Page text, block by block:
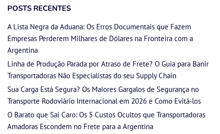
POSTS RECENTES
A Lista Negra da Aduana: Os Erros Documentais que Fazem
Empresas Perderem Milhares de Dólares na Fronteira com a
Argentina
Linha de Produção Parada por Atraso de Frete? O Guia para Banir
Transportadoras Não Especialistas do seu Supply Chain
Sua Carga Está Segura? Os Maiores Gargalos de Segurança no
Transporte Rodoviário Internacional em 2026 e Como Evitá-los
O Barato que Sai Caro: Os 5 Custos Ocultos que Transportadoras
Amadoras Escondem no Frete para a Argentina